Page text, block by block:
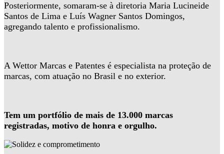
Posteriormente, somaram-se à diretoria Maria Lucineide
Santos de Lima e Luís Wagner Santos Domingos,
agregando talento e profissionalismo.
A Wettor Marcas e Patentes é especialista na proteção de
marcas, com atuação no Brasil e no exterior.
Tem um portfólio de mais de 13.000 marcas
registradas, motivo de honra e orgulho.